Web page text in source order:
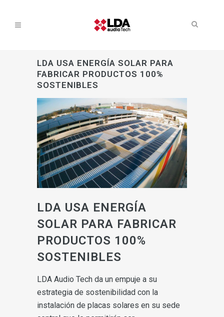
LDA USA ENERGÍA SOLAR PARA
FABRICAR PRODUCTOS 100%
SOSTENIBLES
LDA USA ENERGÍA
SOLAR PARA FABRICAR
PRODUCTOS 100%
SOSTENIBLES
LDA Audio Tech da un empuje a su
estrategia de sostenibilidad con la
instalación de placas solares en su sede